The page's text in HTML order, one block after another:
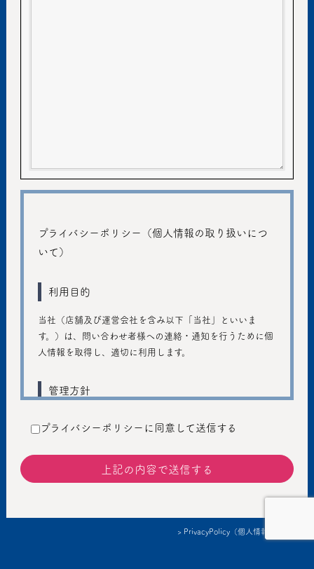
プライバシーポリシー（個人情報の取り扱いにつ
いて）
利用目的
当社（店舗及び運営会社を含み以下「当社」といいま
す。）は、問い合わせ者様への連絡・通知を行うために個
人情報を取得し、適切に利用します。
管理方針
保護に十分注意し、個人情報の保護に関する法律および管
義務を持って適切に取り扱うものとし、不正アクセス、不
正利用などの防止に努めます。
プライバシーポリシーに同意して送信する
> PrivacyPolicy（個人情報保護方針）